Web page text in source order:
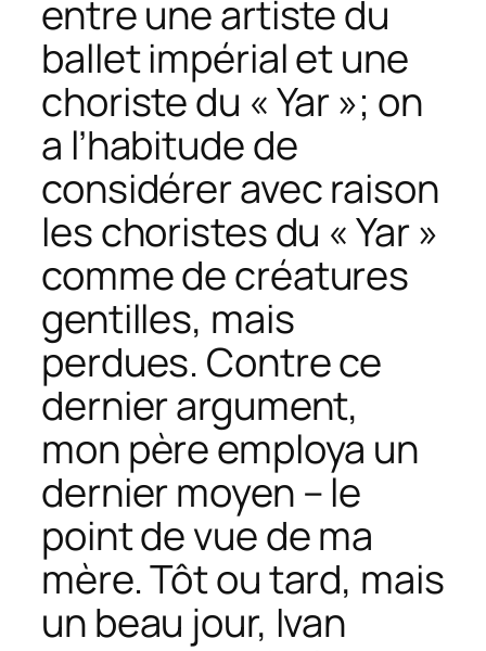
entre une artiste du
ballet impérial et une
choriste du « Yar »; on
a l’habitude de
considérer avec raison
les choristes du « Yar »
comme de créatures
gentilles, mais
perdues. Contre ce
dernier argument,
mon père employa un
dernier moyen – le
point de vue de ma
mère. Tôt ou tard, mais
un beau jour, Ivan